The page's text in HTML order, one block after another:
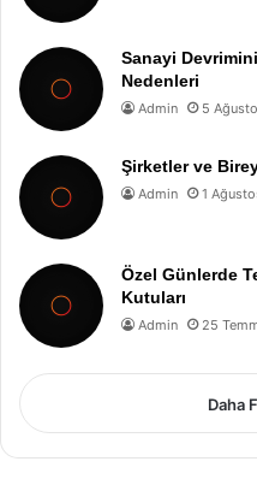
Sanayi
Nedenleri
Admin 5
Şirketler ve
Admin 1
Özel Günlerde
Kutuları
Admin 25
Daha